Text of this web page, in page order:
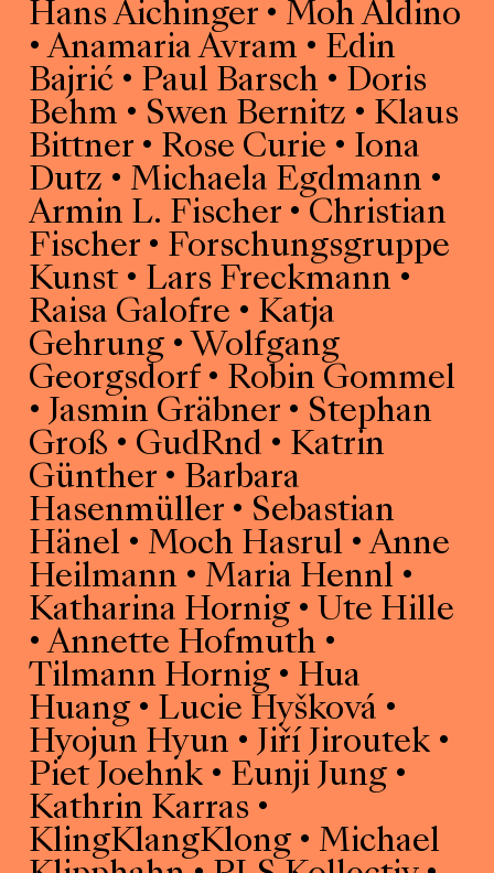
Hans Aichinger • Moh Aldino
• Anamaria Avram • Edin
Bajrić • Paul Barsch • Doris
Behm • Swen Bernitz • Klaus
Bittner • Rose Curie • Iona
Dutz • Michaela Egdmann •
Armin L. Fischer • Christian
Fischer • Forschungsgruppe
Kunst • Lars Freckmann •
Raisa Galofre • Katja
Gehrung • Wolfgang
Georgsdorf • Robin Gommel
• Jasmin Gräbner • Stephan
Groß • GudRnd • Katrin
Günther • Barbara
Hasenmüller • Sebastian
Hänel • Moch Hasrul • Anne
Heilmann • Maria Hennl •
Katharina Hornig • Ute Hille
• Annette Hofmuth •
Tilmann Hornig • Hua
Huang • Lucie Hyšková •
Hyojun Hyun • Jiří Jiroutek •
Piet Joehnk • Eunji Jung •
Kathrin Karras •
KlingKlangKlong • Michael